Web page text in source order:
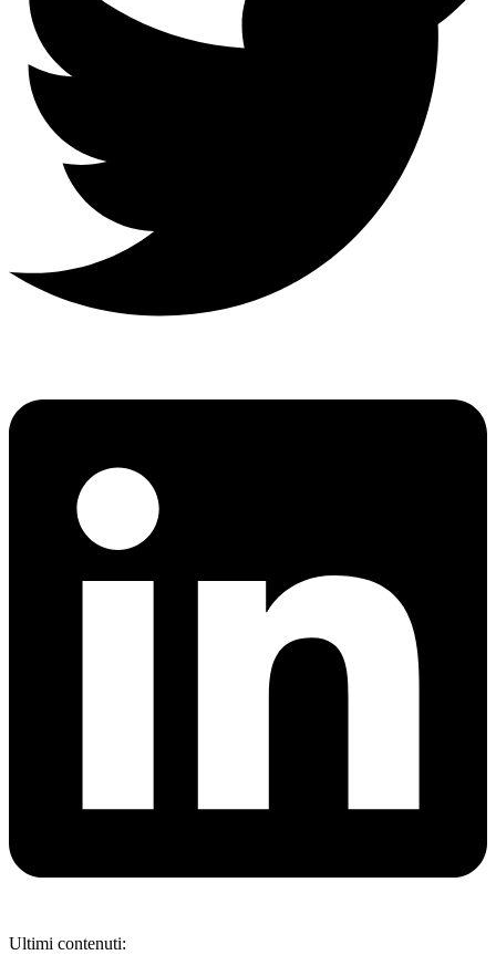
Ultimi contenuti: